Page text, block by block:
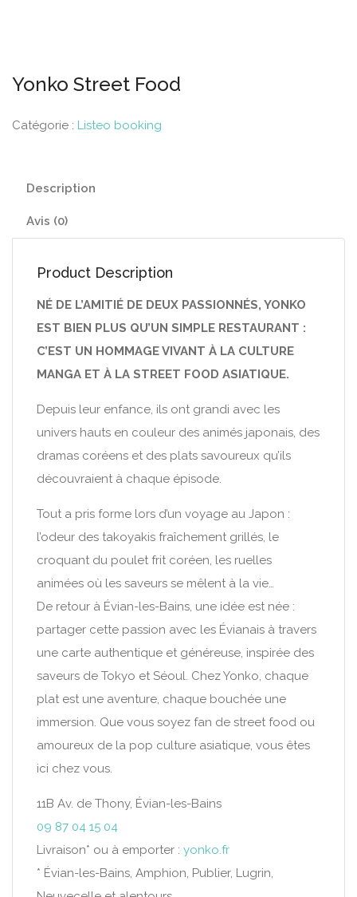
Yonko Street Food
Catégorie : Listeo booking
Description
Avis (0)
Product Description
NÉ DE L’AMITIÉ DE DEUX PASSIONNÉS, YONKO
EST BIEN PLUS QU’UN SIMPLE RESTAURANT :
C’EST UN HOMMAGE VIVANT À LA CULTURE
MANGA ET À LA STREET FOOD ASIATIQUE.
Depuis leur enfance, ils ont grandi avec les
univers hauts en couleur des animés japonais, des
dramas coréens et des plats savoureux qu’ils
découvraient à chaque épisode.
Tout a pris forme lors d’un voyage au Japon :
l’odeur des takoyakis fraîchement grillés, le
croquant du poulet frit coréen, les ruelles
animées où les saveurs se mêlent à la vie…
De retour à Évian-les-Bains, une idée est née :
partager cette passion avec les Évianais à travers
une carte authentique et généreuse, inspirée des
saveurs de Tokyo et Séoul. Chez Yonko, chaque
plat est une aventure, chaque bouchée une
immersion. Que vous soyez fan de street food ou
amoureux de la pop culture asiatique, vous êtes
ici chez vous.
11B Av. de Thony, Évian-les-Bains
09 87 04 15 04
Livraison* ou à emporter : yonko.fr
* Évian-les-Bains, Amphion, Publier, Lugrin,